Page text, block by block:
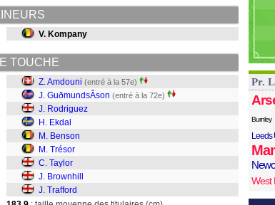
V. Kompany
TOUCHE
Z. Amdouni (entré à la 57e)
J. GuðmundsÂ­son (entré à la 72e)
J. Rodriguez
H. Ekdal
M. Benson
M. Trésor
C. Taylor
J. Brownhill
J. Trafford
Pr.
Burnley
Leeds
West